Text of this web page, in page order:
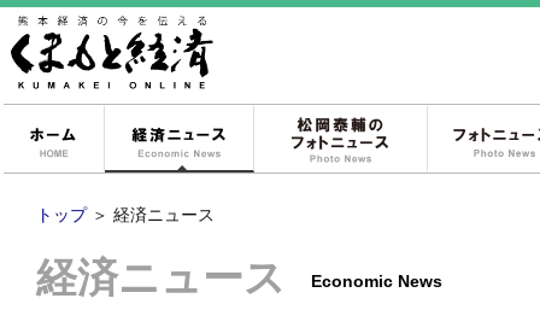
経済ニュース
トップ ＞ 経済ニュース
経済ニュース Economic News